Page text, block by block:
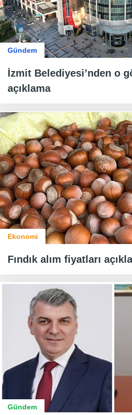
Gündem
İzmit Belediyesi’nden o
açıklama
Ekonomi
Fındık alım fiyatları
Gündem